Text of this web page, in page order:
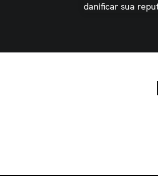
danificar sua